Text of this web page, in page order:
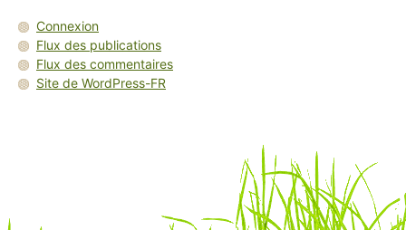
Connexion
Flux des publications
Flux des commentaires
Site de WordPress-FR